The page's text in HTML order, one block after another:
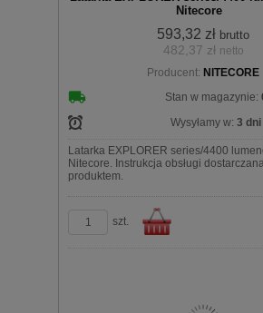
Nitecore
593,32 zł brutto
482,37 zł netto
Producent: NITECORE
Stan w magazynie:
Wysyłamy w: 3 dni
Latarka EXPLORER series/4400
Nitecore. Instrukcja obsługi
produktem.
szt.